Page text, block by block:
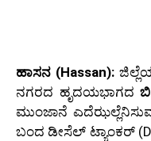
ಹಾಸನ (Hassan):
ನಗರದ ಹೃದಯಭಾಗದ
ಮುಂಜಾನೆ
ಬಂದ ಡೀಸೆಲ್ ಟ್ಯಾಂಕರ್